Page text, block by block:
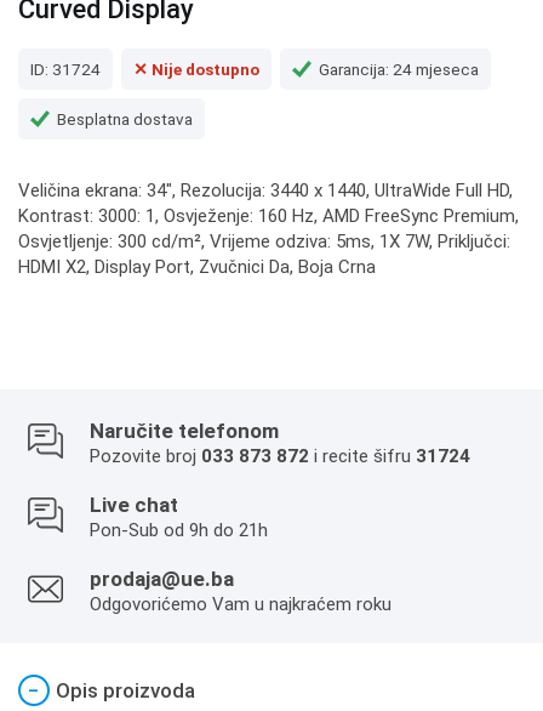
Curved Display
ID: 31724 ✕ Nije dostupno Garancija: 24 mjeseca
Besplatna dostava
Veličina ekrana: 34", Rezolucija: 3440 x 1440, UltraWide Full HD,
Kontrast: 3000: 1, Osvježenje: 160 Hz, AMD FreeSync Premium,
Osvjetljenje: 300 cd/m², Vrijeme odziva: 5ms, 1X 7W, Priključci:
HDMI X2, Display Port, Zvučnici Da, Boja Crna
Naručite telefonom
Pozovite broj 033 873 872 i recite šifru 31724
Live chat
Pon-Sub od 9h do 21h
prodaja@ue.ba
Odgovorićemo Vam u najkraćem roku
− Opis proizvoda